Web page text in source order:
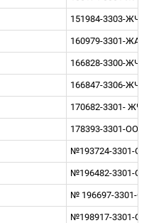
151984-3303-
160979-3301-ЖАК
166828-3300-ЖЧК
166847-3306-ЖЧК
170682-3301-
178393-3301-ООО
№193724-3301-
№196482-3301-
№ 196697-3301-
№198917-3301-